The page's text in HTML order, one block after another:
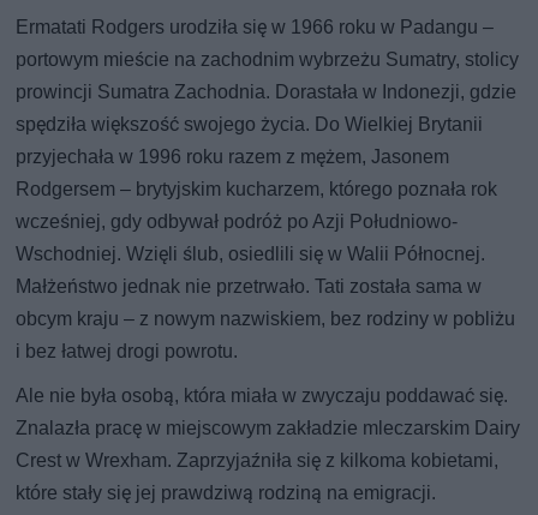
Ermatati Rodgers urodziła się w 1966 roku w Padangu –
portowym mieście na zachodnim wybrzeżu Sumatry, stolicy
prowincji Sumatra Zachodnia. Dorastała w Indonezji, gdzie
spędziła większość swojego życia. Do Wielkiej Brytanii
przyjechała w 1996 roku razem z mężem, Jasonem
Rodgersem – brytyjskim kucharzem, którego poznała rok
wcześniej, gdy odbywał podróż po Azji Południowo-
Wschodniej. Wzięli ślub, osiedlili się w Walii Północnej.
Małżeństwo jednak nie przetrwało. Tati została sama w
obcym kraju – z nowym nazwiskiem, bez rodziny w pobliżu
i bez łatwej drogi powrotu.
Ale nie była osobą, która miała w zwyczaju poddawać się.
Znalazła pracę w miejscowym zakładzie mleczarskim Dairy
Crest w Wrexham. Zaprzyjaźniła się z kilkoma kobietami,
które stały się jej prawdziwą rodziną na emigracji.